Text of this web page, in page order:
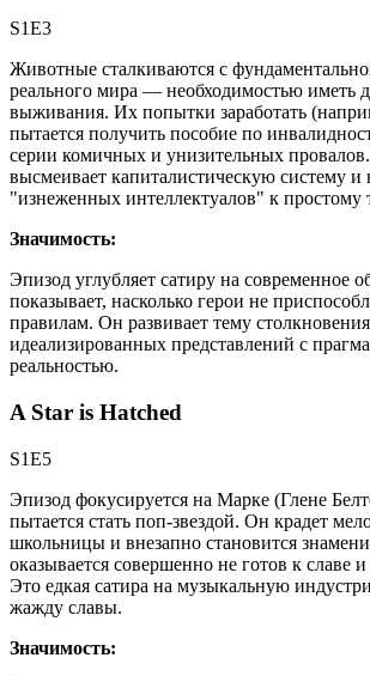
S1E3
Животные сталкиваются с
реального мира — необходимостью иметь
выживания. Их попытки заработать
пытается получить пособие по
серии комичных и унизительных
высмеивает капиталистическую систему и
"изнеженных интеллектуалов" к простому
Значимость:
Эпизод углубляет сатиру на современное
показывает, насколько герои не
правилам. Он развивает тему
идеализированных представлений с
реальностью.
A Star is Hatched
S1E5
Эпизод фокусируется на Марке (Глене
пытается стать поп-звездой. Он крадет
школьницы и внезапно становится
оказывается совершенно не готов к славе
Это едкая сатира на музыкальную
жажду славы.
Значимость: